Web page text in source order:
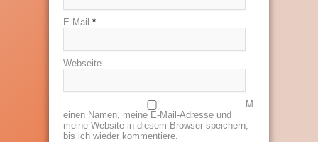
E-Mail *
Webseite
M
einen Namen, meine E-Mail-Adresse und
meine Website in diesem Browser speichern,
bis ich wieder kommentiere.